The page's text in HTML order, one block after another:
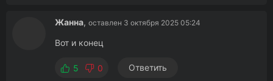
Жанна, оставлен 3 октября 2025 05:24
Вот и конец
5 0 Ответить